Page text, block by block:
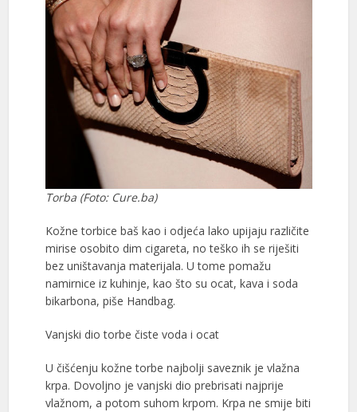
Torba (Foto: Cure.ba)
Kožne torbice baš kao i odjeća lako upijaju različite
mirise osobito dim cigareta, no teško ih se riješiti
bez uništavanja materijala. U tome pomažu
namirnice iz kuhinje, kao što su ocat, kava i soda
bikarbona, piše Handbag.
Vanjski dio torbe čiste voda i ocat
U čišćenju kožne torbe najbolji saveznik je vlažna
krpa. Dovoljno je vanjski dio prebrisati najprije
vlažnom, a potom suhom krpom. Krpa ne smije biti